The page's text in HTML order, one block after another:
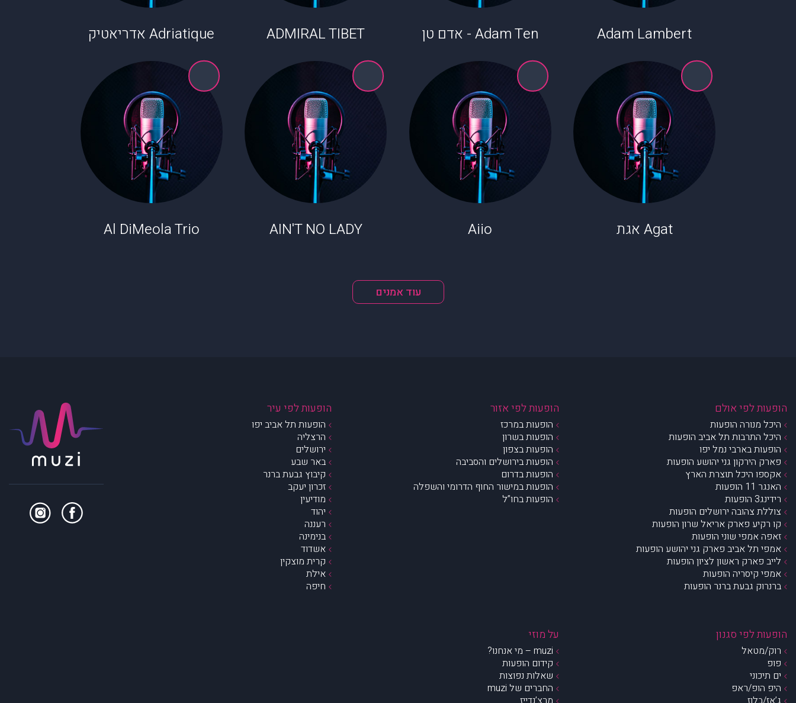
Adam Lambert Adam Ten - אדם טן ADMIRAL TIBET Adriatique אדריאטיק
Agat אגת Aiio
AIN'T NO LADY
Al DiMeola Trio
עוד אמנים
הופעות לפי אולם
היכל מנורה הופעות
היכל התרבות תל אביב הופעות
הופעות בארבי נמל יפו
פארק הירקון גני יהושע הופעות
אקספו היכל תוצרת הארץ
האנגר 11 הופעות
רידינג3 הופעות
צוללת צהובה ירושלים הופעות
קו רקיע פארק אריאל שרון הופעות
זאפה אמפי שוני הופעות
אמפי תל אביב פארק גני יהושע הופעות
לייב פארק ראשון לציון הופעות
אמפי קיסריה הופעות
ברנרוק גבעת ברנר הופעות
הופעות לפי אזור
הופעות במרכז
הופעות בשרון
הופעות בצפון
הופעות בירושלים והסביבה
הופעות בדרום
הופעות במישור החוף הדרומי והשפלה
הופעות בחו”ל
הופעות לפי עיר
הופעות תל אביב יפו
הרצליה
ירושלים
באר שבע
קיבוץ גבעת ברנר
זכרון יעקב
מודיעין
יהוד
רעננה
בנימינה
אשדוד
קרית מוצקין
אילת
חיפה
הופעות לפי סגנון
רוק/מטאל
פופ
ים תיכוני
היפ הופ/ראפ
על מוזי
muzi – מי אנחנו?
קידום הופעות
שאלות נפוצות
החברים של muzi